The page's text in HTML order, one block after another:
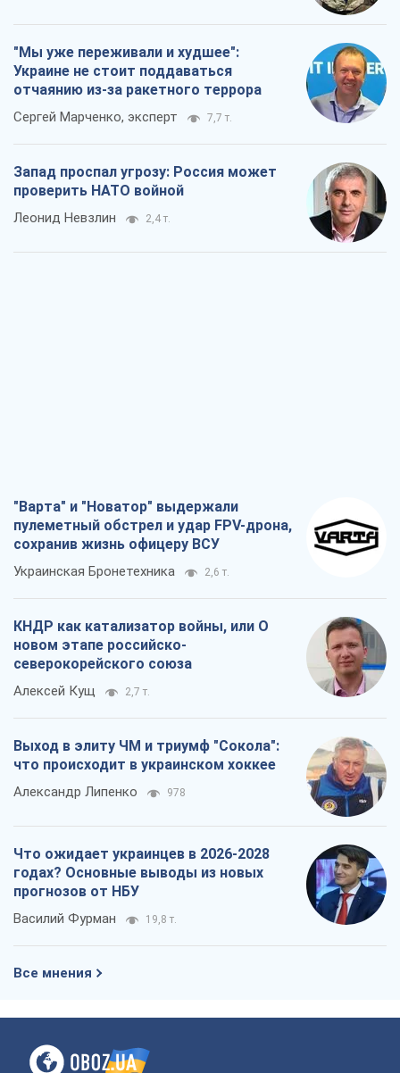
"Мы уже переживали и худшее":
Украине не стоит поддаваться
отчаянию из-за ракетного террора
Сергей Марченко, эксперт 7,7 т.
Запад проспал угрозу: Россия может
проверить НАТО войной
Леонид Невзлин 2,4 т.
"Варта" и "Новатор" выдержали
пулеметный обстрел и удар FPV-дрона,
сохранив жизнь офицеру ВСУ
Украинская Бронетехника 2,6 т.
КНДР как катализатор войны, или О
новом этапе российско-
северокорейского союза
Алексей Кущ 2,7 т.
Выход в элиту ЧМ и триумф "Сокола":
что происходит в украинском хоккее
Александр Липенко 978
Что ожидает украинцев в 2026-2028
годах? Основные выводы из новых
прогнозов от НБУ
Василий Фурман 19,8 т.
Все мнения